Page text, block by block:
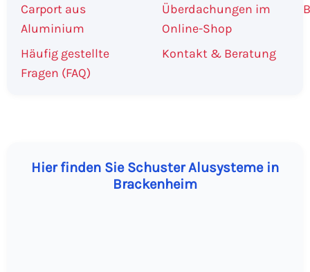
Carport aus
Aluminium
Überdachungen im
Online-Shop
Häufig gestellte
Fragen (FAQ)
Kontakt & Beratung
Hier finden Sie Schuster Alusysteme in
Brackenheim